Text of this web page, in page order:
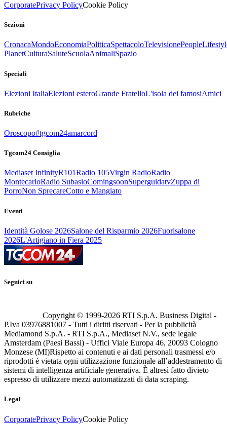
CorporatePrivacy PolicyCookie Policy
Sezioni
CronacaMondoEconomiaPoliticaSpettacoloTelevisionePeople
PlanetCulturaSaluteScuolaAnimaliSpazio
Speciali
Elezioni ItaliaElezioni esteroGrande FratelloL'isola dei famosiAmici
Rubriche
Oroscopo#tgcom24amarcord
Tgcom24 Consiglia
Mediaset InfinityR101Radio 105Virgin RadioRadio
MontecarloRadio SubasioComingsoonSuperguidatvZuppa di
PorroNon SprecareCotto e Mangiato
Eventi
Identità Golose 2026Salone del Risparmio 2026Fuorisalone
2026L'Artigiano in Fiera 2025
Seguici su
Copyright © 1999-2026 RTI S.p.A. Business Digital -
P.Iva 03976881007 - Tutti i diritti riservati - Per la pubblicità
Mediamond S.p.A. - RTI S.p.A., Mediaset N.V., sede legale
Amsterdam (Paesi Bassi) - Uffici Viale Europa 46, 20093 Cologno
Monzese (MI)Rispetto ai contenuti e ai dati personali trasmessi e/o
riprodotti è vietata ogni utilizzazione funzionale all’addestramento di
sistemi di intelligenza artificiale generativa. È altresì fatto divieto
espresso di utilizzare mezzi automatizzati di data scraping.
Legal
CorporatePrivacy PolicyCookie Policy